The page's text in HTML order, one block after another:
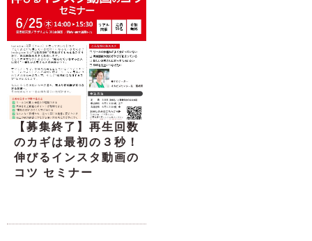
【募集終了】再生回数
のカギは最初の３秒！
伸びるインスタ動画の
コツ セミナー